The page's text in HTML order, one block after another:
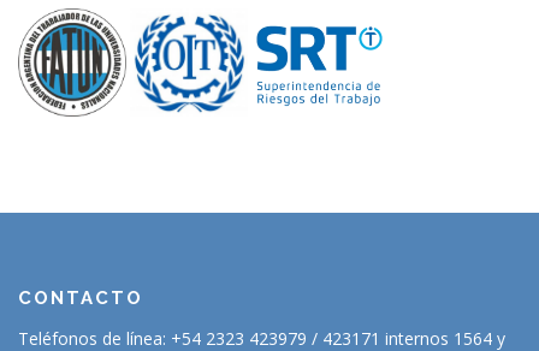
CONTACTO
Teléfonos de línea: +54 2323 423979 / 423171 internos 1564 y